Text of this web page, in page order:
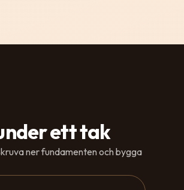
ett tak
ner fundamenten och bygga